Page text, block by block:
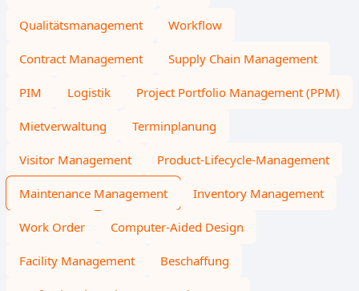
Qualitätsmanagement Workflow
Contract Management Supply Chain Management
PIM Logistik Project Portfolio Management (PPM)
Mietverwaltung Terminplanung
Visitor Management Product-Lifecycle-Management
Maintenance Management Inventory Management
Work Order Computer-Aided Design
Facility Management Beschaffung